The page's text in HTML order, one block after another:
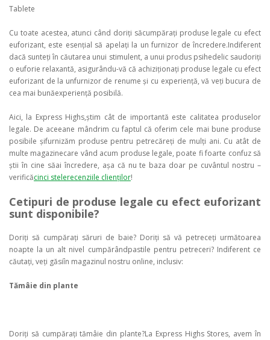
Tablete
Cu toate acestea, atunci când doriți săcumpărați produse legale cu efect
euforizant, este esențial să apelați la un furnizor de încredere.Indiferent
dacă sunteți în căutarea unui stimulent, a unui produs psihedelic saudoriți
o euforie relaxantă, asigurându-vă că achiziționați produse legale cu efect
euforizant de la unfurnizor de renume și cu experiență, vă veți bucura de
cea mai bunăexperiență posibilă.
Aici, la Express Highs,știm cât de importantă este calitatea produselor
legale. De aceeane mândrim cu faptul că oferim cele mai bune produse
posibile șifurnizăm produse pentru petrecăreți de mulți ani. Cu atât de
multe magazinecare vând acum produse legale, poate fi foarte confuz să
știi în cine săai încredere, așa că nu te baza doar pe cuvântul nostru –
verificăcinci stelerecenziile clienților!
Cetipuri de produse legale cu efect euforizant
sunt disponibile?
Doriți să cumpărați săruri de baie? Doriți să vă petreceți următoarea
noapte la un alt nivel cumpărândpastile pentru petreceri? Indiferent ce
căutați, veți găsiîn magazinul nostru online, inclusiv:
Tămâie din plante
Doriți să cumpărați tămâie din plante?La Express Highs Stores, avem în